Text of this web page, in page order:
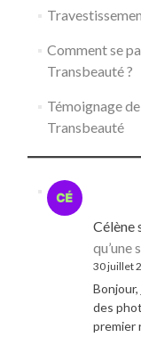
Comment se
Transbeauté ?
Témoignage
Transbeauté
Célène
qu’une
30 juillet
des
premier